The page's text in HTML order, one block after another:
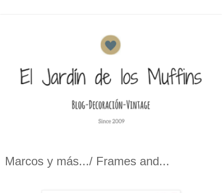
Marcos y más.../ Frames and...